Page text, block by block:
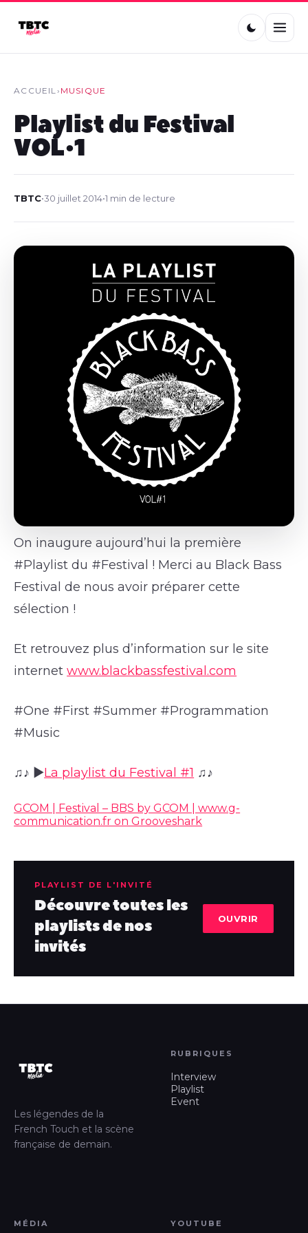
ACCUEIL› MUSIQUE
Playlist du Festival
VOL•1
TBTC•30 juillet 2014•1 min de lecture
On inaugure aujourd’hui la première
#Playlist du #Festival ! Merci au Black Bass
Festival de nous avoir préparer cette
sélection !
Et retrouvez plus d’information sur le site
internetwww.blackbassfestival.com
#One #First #Summer #Programmation
#Music
♫♪ ►La playlist du Festival #1 ♫♪
GCOM | Festival – BBS by GCOM | www.g-
communication.fr on Grooveshark
PLAYLIST DE L'INVITÉ
Découvre toutes les
playlists de nos
invités
OUVRIR
Les légendes de la
French Touch et la scène
française de demain.
RUBRIQUES
Interview
Playlist
Event
MÉDIA YOUTUBE